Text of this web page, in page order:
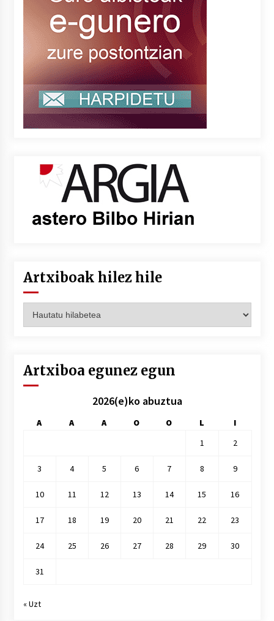
Artxiboak hilez hile
hilez
Artxiboa egunez egun
2026(e)ko abuztua
A A A O O L
I
1
2
3 4 5 6 7 8 9
10 11 12 13 14 15 16
17 18 19 20 21 22 23
24 25 26 27 28 29 30
31
« Uzt